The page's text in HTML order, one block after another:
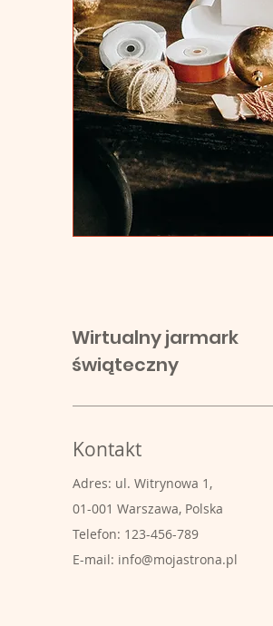
Wirtualny jarmark
świąteczny
Kontakt
Adres: ul. Witrynowa 1,
01-001 Warszawa, Polska
Telefon: 123-456-789
E-mail: info@mojastrona.pl